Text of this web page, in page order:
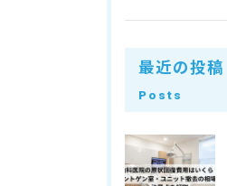
最近の投稿
Posts